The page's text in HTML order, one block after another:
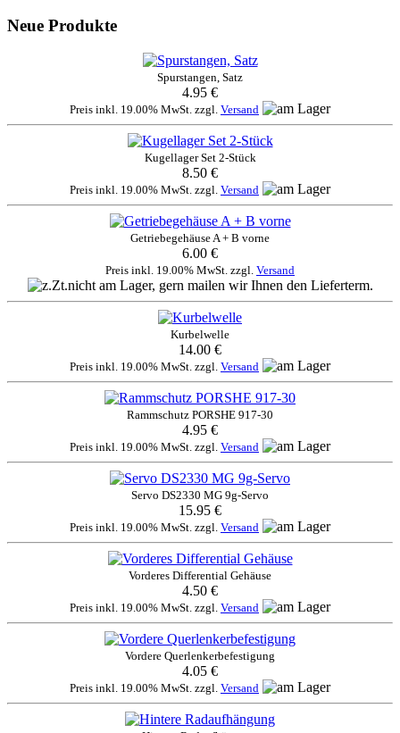
Neue Produkte
Spurstangen, Satz
4.95 €
Preis inkl. 19.00% MwSt. zzgl. Versand
Kugellager Set 2-Stück
8.50 €
Preis inkl. 19.00% MwSt. zzgl. Versand
Getriebegehäuse A + B vorne
6.00 €
Preis inkl. 19.00% MwSt. zzgl. Versand
Kurbelwelle
14.00 €
Preis inkl. 19.00% MwSt. zzgl. Versand
Rammschutz PORSHE 917-30
4.95 €
Preis inkl. 19.00% MwSt. zzgl. Versand
Servo DS2330 MG 9g-Servo
15.95 €
Preis inkl. 19.00% MwSt. zzgl. Versand
Vorderes Differential Gehäuse
4.50 €
Preis inkl. 19.00% MwSt. zzgl. Versand
Vordere Querlenkerbefestigung
4.05 €
Preis inkl. 19.00% MwSt. zzgl. Versand